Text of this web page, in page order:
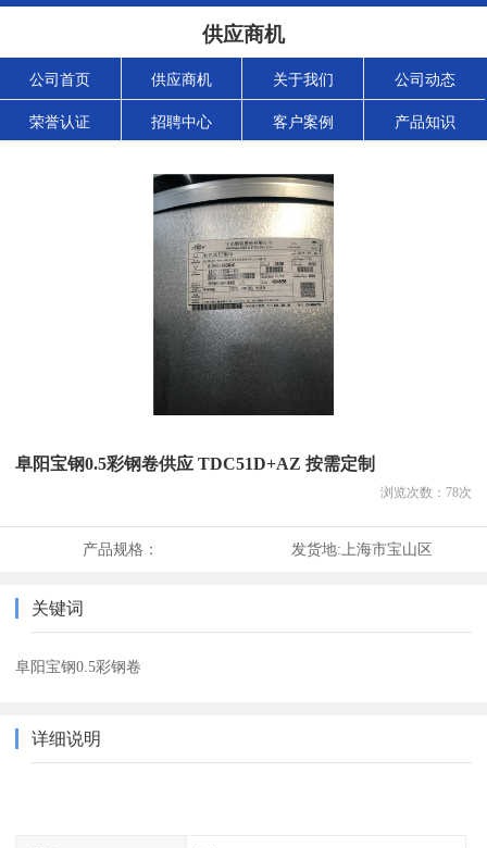
供应商机
公司首页 供应商机 关于我们 公司动态
荣誉认证 招聘中心 客户案例 产品知识
阜阳宝钢0.5彩钢卷供应 TDC51D+AZ 按需定制
浏览次数： 78次
产品规格： 发货地: 上海市宝山区
关键词
阜阳宝钢0.5彩钢卷
详细说明